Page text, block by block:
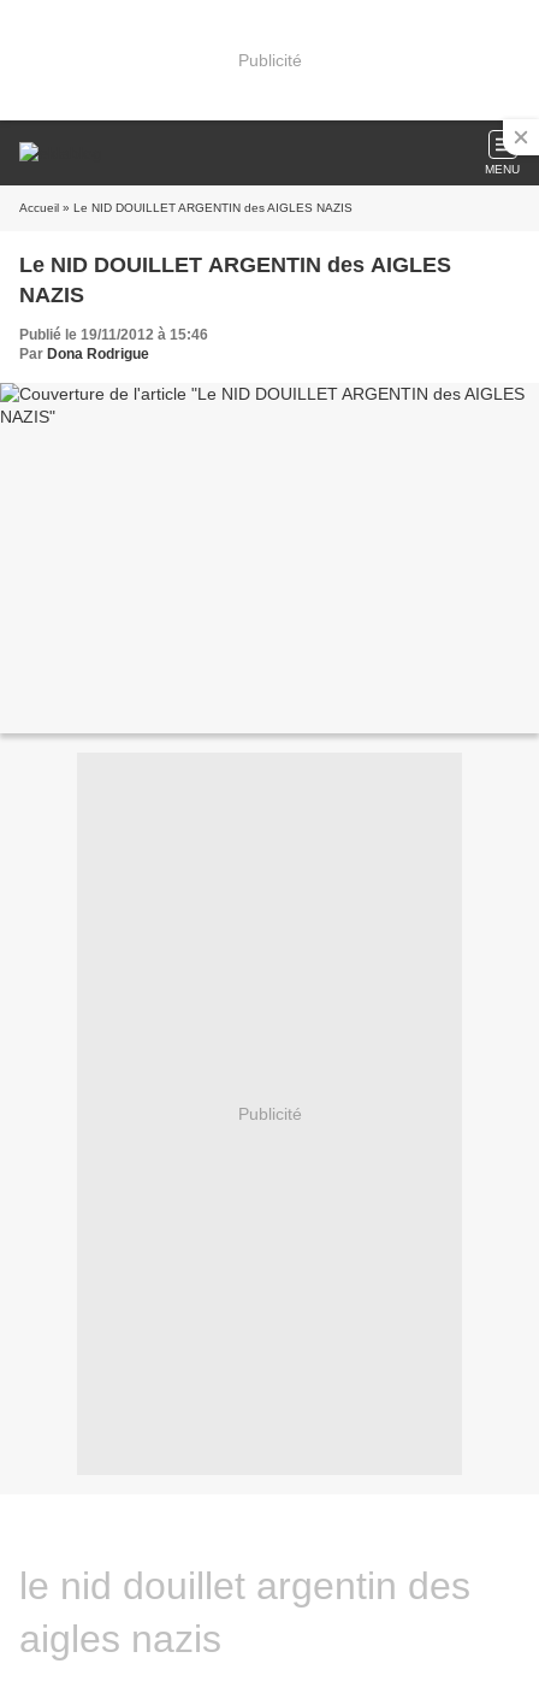
Publicité
MENU
Accueil » Le NID DOUILLET ARGENTIN des AIGLES NAZIS
Le NID DOUILLET ARGENTIN des AIGLES
NAZIS
Publié le 19/11/2012 à 15:46
Par Dona Rodrigue
Publicité
le nid douillet argentin des
aigles nazis